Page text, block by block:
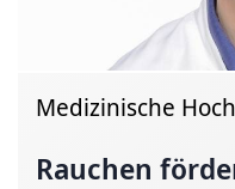
Medizinische
Rauchen